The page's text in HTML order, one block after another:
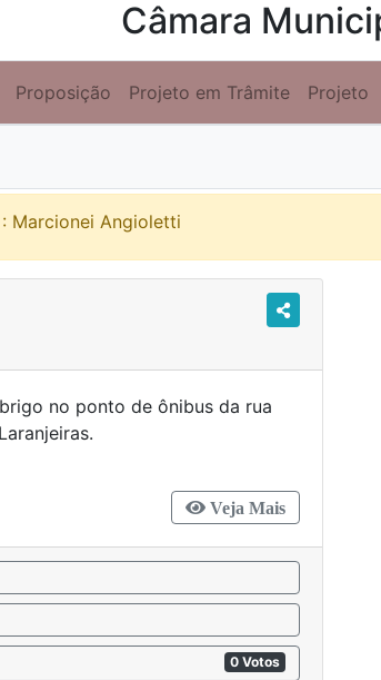
Câmara
Proposição Projeto em Trâmite Projeto
Marcionei Angioletti
no ponto de ônibus da rua
bairro Laranjeiras.
Veja Mais
0 Votos